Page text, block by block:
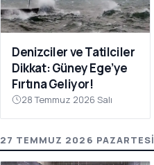
Denizciler ve Tatilciler
Dikkat: Güney Ege’ye
Fırtına Geliyor!
28 Temmuz 2026 Salı
27 TEMMUZ 2026 PAZARTESI